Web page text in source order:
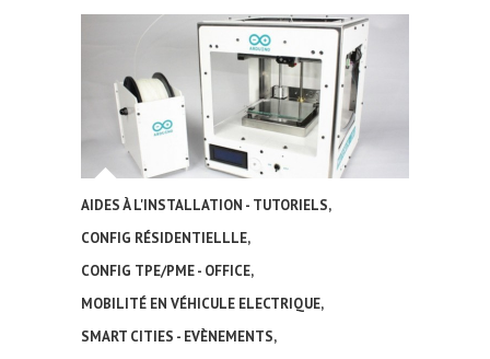
AIDES À L'INSTALLATION - TUTORIELS,
CONFIG RÉSIDENTIELLLE,
CONFIG TPE/PME - OFFICE,
MOBILITÉ EN VÉHICULE ELECTRIQUE,
SMART CITIES - EVÈNEMENTS,